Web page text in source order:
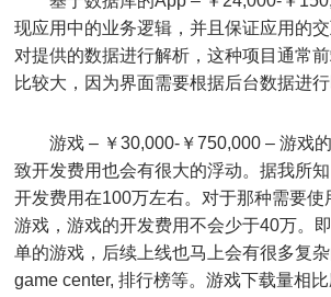
现应用中的业务逻辑，并且保证应用的
对提供的数据进行解析，这种项目通常
比较大，因为界面需要根据后台数据进行
游戏 – ￥30,000-￥750,000 – 游戏的
致开发费用也会有很大的浮动。据我所
开发费用在100万左右。对于那种需要使
游戏，游戏的开发费用不会少于40万。
单的游戏，后续上线也马上会有很多复
game center, 排行榜等。游戏下载量相